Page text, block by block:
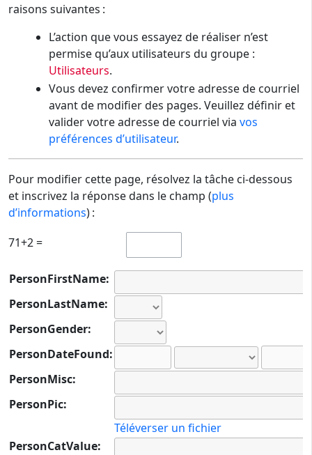
raisons suivantes :
L’action que vous essayez de réaliser n’est
permise qu’aux utilisateurs du groupe :
Utilisateurs.
Vous devez confirmer votre adresse de courriel
avant de modifier des pages. Veuillez définir et
valider votre adresse de courriel via vos
préférences d’utilisateur.
Pour modifier cette page, résolvez la tâche ci-dessous
et inscrivez la réponse dans le champ (plus
d’informations) :
71+2 =
PersonFirstName:
PersonLastName:
PersonGender:
PersonDateFound:
PersonMisc:
PersonPic:
Téléverser un fichier
PersonCatValue: